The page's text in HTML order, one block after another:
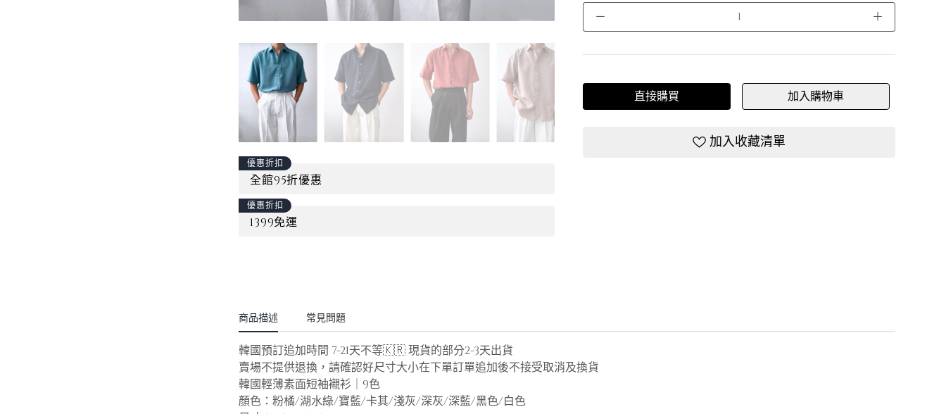
優惠折扣
全館95折優惠
優惠折扣
1399免運
－ ＋
直接購買 加入購物車
加入收藏清單
商品描述 常見問題
韓國預訂追加時間 7-21天不等🇰🇷 現貨的部分2-3天出貨
賣場不提供退換，請確認好尺寸大小在下單訂單追加後不接受取消及換貨
韓國輕薄素面短袖襯衫｜9色
顏色：粉橘/湖水綠/寶藍/卡其/淺灰/深灰/深藍/黑色/白色